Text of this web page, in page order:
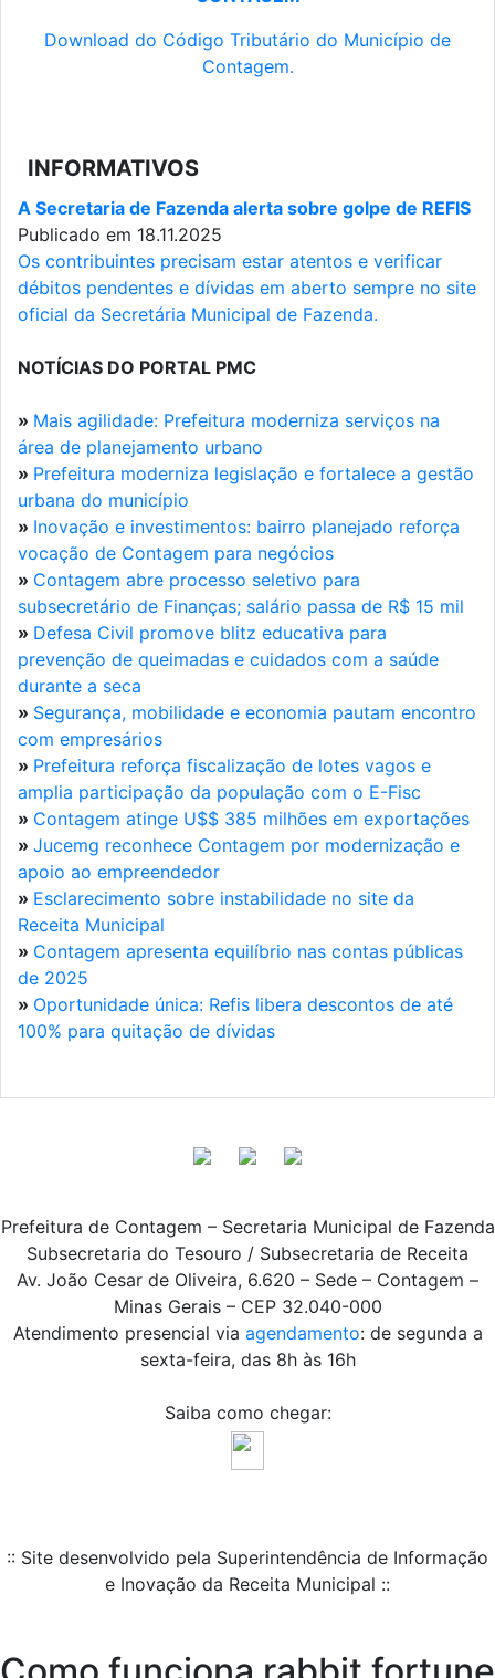
Download do Código Tributário do Município de
Contagem.
INFORMATIVOS
A Secretaria de Fazenda alerta sobre golpe de REFIS
Publicado em 18.11.2025
Os contribuintes precisam estar atentos e verificar
débitos pendentes e dívidas em aberto sempre no site
oficial da Secretária Municipal de Fazenda.
NOTÍCIAS DO PORTAL PMC
» Mais agilidade: Prefeitura moderniza serviços na
área de planejamento urbano
» Prefeitura moderniza legislação e fortalece a gestão
urbana do município
» Inovação e investimentos: bairro planejado reforça
vocação de Contagem para negócios
» Contagem abre processo seletivo para
subsecretário de Finanças; salário passa de R$ 15 mil
» Defesa Civil promove blitz educativa para
prevenção de queimadas e cuidados com a saúde
durante a seca
» Segurança, mobilidade e economia pautam encontro
com empresários
» Prefeitura reforça fiscalização de lotes vagos e
amplia participação da população com o E-Fisc
» Contagem atinge U$$ 385 milhões em exportações
» Jucemg reconhece Contagem por modernização e
apoio ao empreendedor
» Esclarecimento sobre instabilidade no site da
Receita Municipal
» Contagem apresenta equilíbrio nas contas públicas
de 2025
» Oportunidade única: Refis libera descontos de até
100% para quitação de dívidas
Prefeitura de Contagem – Secretaria Municipal de Fazenda
Subsecretaria do Tesouro / Subsecretaria de Receita
Av. João Cesar de Oliveira, 6.620 – Sede – Contagem –
Minas Gerais – CEP 32.040-000
Atendimento presencial via agendamento: de segunda a
sexta-feira, das 8h às 16h
Saiba como chegar:
:: Site desenvolvido pela Superintendência de Informação
e Inovação da Receita Municipal ::